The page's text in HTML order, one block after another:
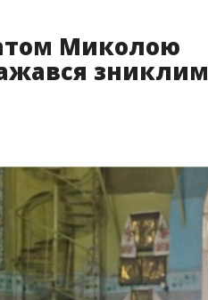
Миколою
зниклим